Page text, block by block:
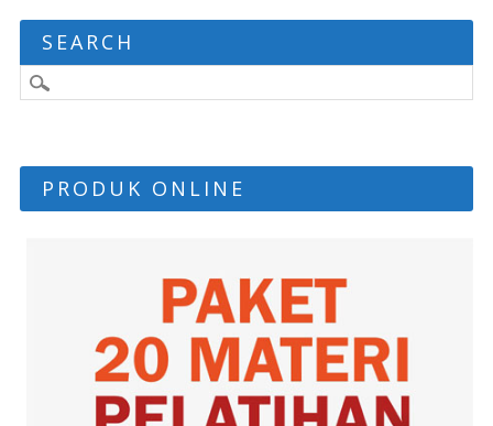
SEARCH
PRODUK ONLINE